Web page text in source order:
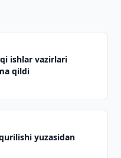
ishlar vazirlari
qildi
yuzasidan